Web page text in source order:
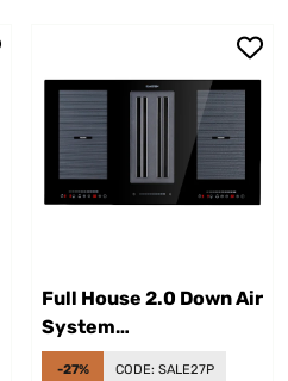
Full House 2.0 Down Air
System
inductiekookplaat +
-27% CODE: SALE27P